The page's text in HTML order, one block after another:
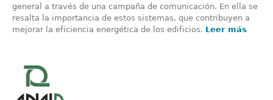
general a través de una campaña de comunicación. En ella se
resalta la importancia de estos sistemas, que contribuyen a
mejorar la eficiencia energética de los edificios. Leer más